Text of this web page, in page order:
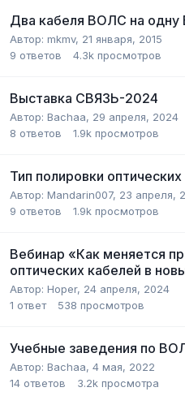
Два кабеля ВОЛС на одну
Автор: mkmv, 21 января, 2015
9 ответов 4.3k просмотров
Выставка СВЯЗЬ-2024
Автор: Bachaa, 29 апреля, 2024
8 ответов 1.9k просмотров
Тип полировки
Автор: Mandarin007, 23 апреля,
9 ответов 1.9k просмотров
Вебинар «Как меняется
оптических кабелей в
Автор: Hoper, 24 апреля, 2024
1 ответ 538 просмотров
Учебные заведения по
Автор: Bachaa, 4 мая, 2022
14 ответов 3.2k просмотра